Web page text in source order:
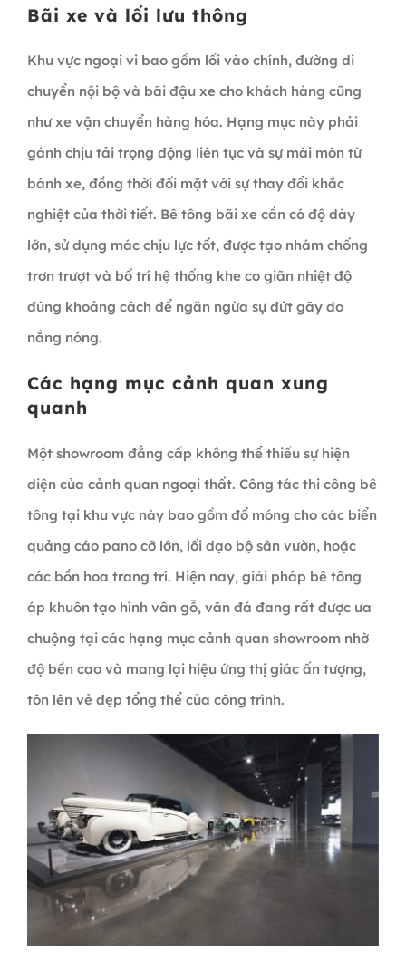
Bãi xe và lối lưu thông
Khu vực ngoại vi bao gồm lối vào chính, đường di
chuyển nội bộ và bãi đậu xe cho khách hàng cũng
như xe vận chuyển hàng hóa. Hạng mục này phải
gánh chịu tải trọng động liên tục và sự mài mòn từ
bánh xe, đồng thời đối mặt với sự thay đổi khắc
nghiệt của thời tiết. Bê tông bãi xe cần có độ dày
lớn, sử dụng mác chịu lực tốt, được tạo nhám chống
trơn trượt và bố trí hệ thống khe co giãn nhiệt độ
đúng khoảng cách để ngăn ngừa sự đứt gãy do
nắng nóng.
Các hạng mục cảnh quan xung
quanh
Một showroom đẳng cấp không thể thiếu sự hiện
diện của cảnh quan ngoại thất. Công tác thi công bê
tông tại khu vực này bao gồm đổ móng cho các biển
quảng cáo pano cỡ lớn, lối dạo bộ sân vườn, hoặc
các bồn hoa trang trí. Hiện nay, giải pháp bê tông
áp khuôn tạo hình vân gỗ, vân đá đang rất được ưa
chuộng tại các hạng mục cảnh quan showroom nhờ
độ bền cao và mang lại hiệu ứng thị giác ấn tượng,
tôn lên vẻ đẹp tổng thể của công trình.